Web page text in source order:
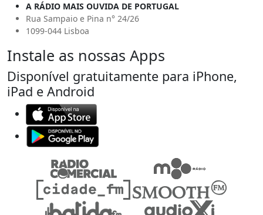
A RÁDIO MAIS OUVIDA DE PORTUGAL
Rua Sampaio e Pina n° 24/26
1099-044 Lisboa
Instale as nossas Apps
Disponível gratuitamente para iPhone,
iPad e Android